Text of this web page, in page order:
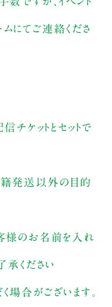
にてご連絡くださ
チケットとセットで
籍発送以外の目的
様のお名前を入れ
承ください
場合がございます。